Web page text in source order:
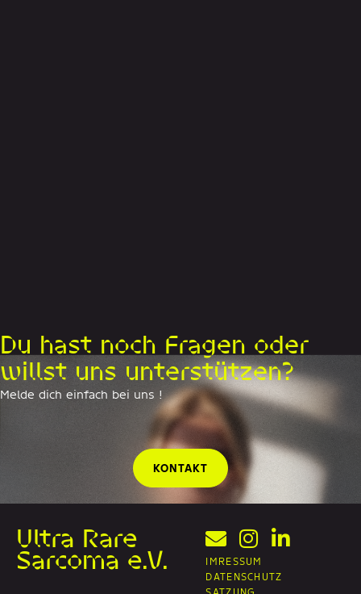
Du hast noch Fragen oder
willst uns unterstützen?
Melde dich einfach bei uns !
KONTAKT
Ultra Rare
Sarcoma e.V.
IMRESSUM
DATENSCHUTZ